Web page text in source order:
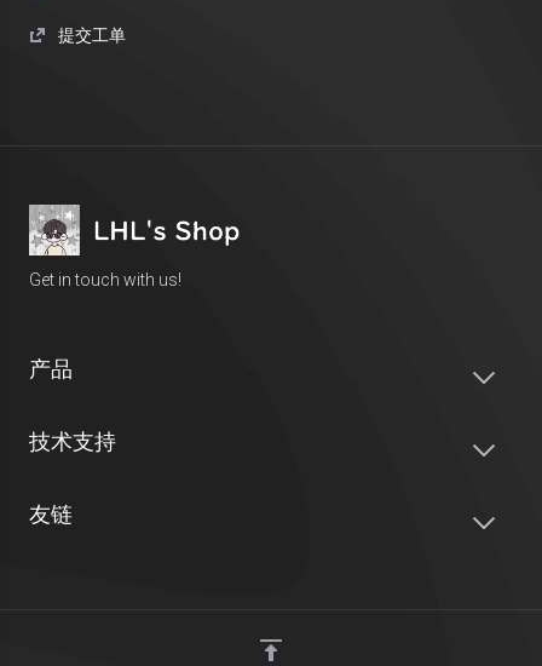
提交工单
Get in touch with us!
产品
技术支持
友链